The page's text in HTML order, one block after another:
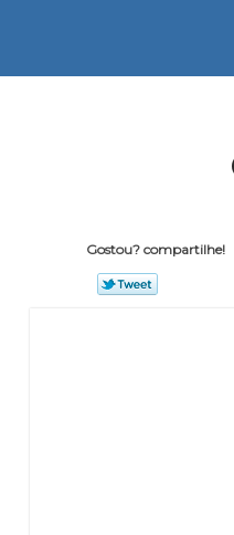
Gostou? compartilhe!